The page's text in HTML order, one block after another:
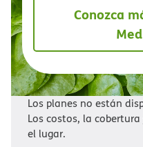
Conozca
Los planes no están
Los costos, la
el lugar.​​